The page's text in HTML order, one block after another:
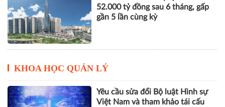
52.000 tỷ đồng sau 6 tháng, gấp
gần 5 lần cùng kỳ
KHOA HỌC QUẢN LÝ
Yêu cầu sửa đổi Bộ luật Hình sự
Việt Nam và tham khảo tái cấu